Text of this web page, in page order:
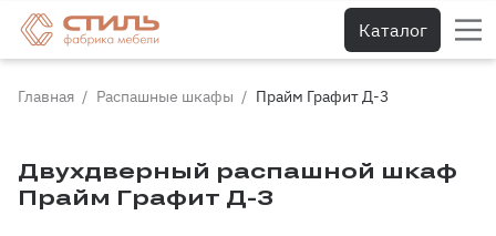
Каталог
Главная Распашные шкафы Прайм Графит Д-3
Двухдверный распашной шкаф
Прайм Графит Д-3